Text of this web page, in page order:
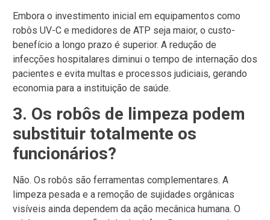
Embora o investimento inicial em equipamentos como
robôs UV-C e medidores de ATP seja maior, o custo-
benefício a longo prazo é superior. A redução de
infecções hospitalares diminui o tempo de internação dos
pacientes e evita multas e processos judiciais, gerando
economia para a instituição de saúde.
3. Os robôs de limpeza podem
substituir totalmente os
funcionários?
Não. Os robôs são ferramentas complementares. A
limpeza pesada e a remoção de sujidades orgânicas
visíveis ainda dependem da ação mecânica humana. O